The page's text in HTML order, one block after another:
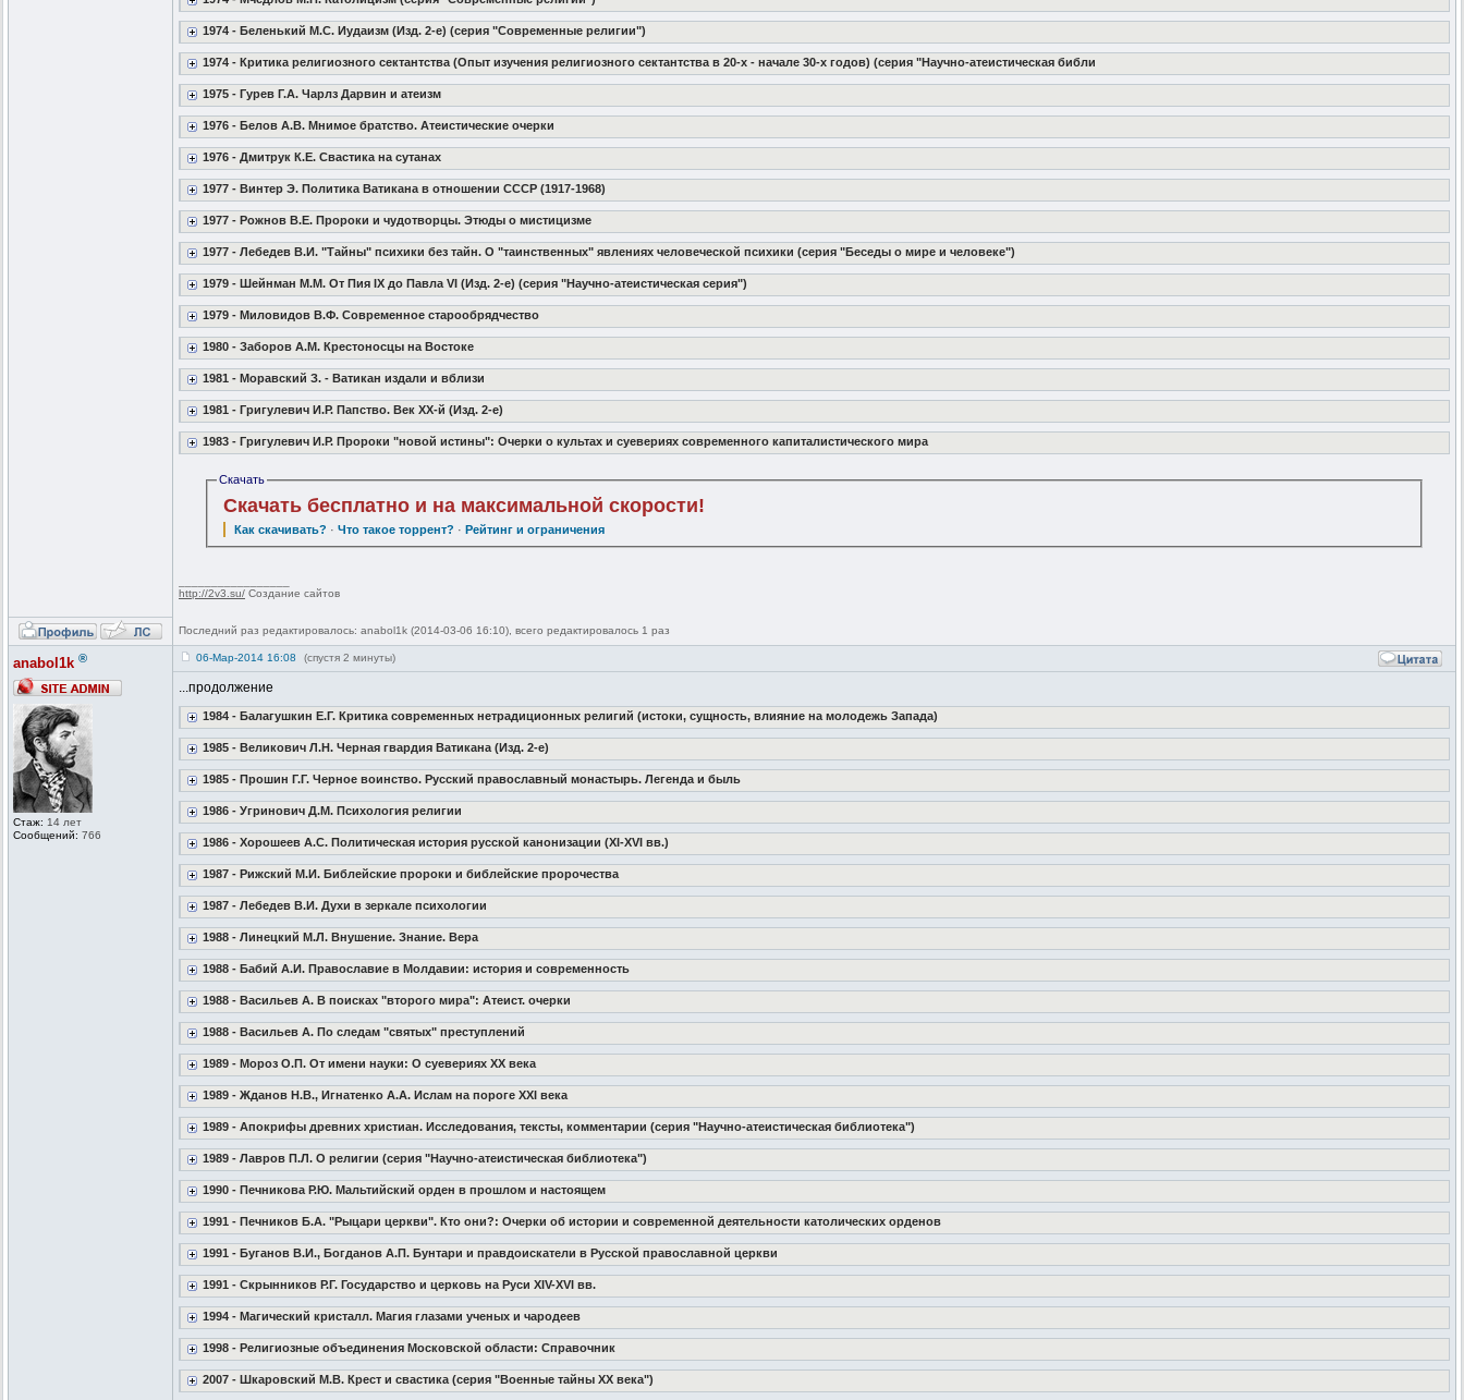
1974 - Беленький М.С. Иудаизм (Изд. 2-е) (серия "Современные религии")
1974 - Критика религиозного сектантства (Опыт изучения религиозного сектантства в 20-х - начале 30-х годов) (серия "Научно-атеистическая библи
1975 - Гурев Г.А. Чарлз Дарвин и атеизм
1976 - Белов А.В. Мнимое братство. Атеистические очерки
1976 - Дмитрук К.Е. Свастика на сутанах
1977 - Винтер Э. Политика Ватикана в отношении СССР (1917-1968)
1977 - Рожнов В.Е. Пророки и чудотворцы. Этюды о мистицизме
1977 - Лебедев В.И. "Тайны" психики без тайн. О "таинственных" явлениях человеческой психики (серия "Беседы о мире и человеке")
1979 - Шейнман М.М. От Пия IX до Павла VI (Изд. 2-е) (серия "Научно-атеистическая серия")
1979 - Миловидов В.Ф. Современное старообрядчество
1980 - Заборов А.М. Крестоносцы на Востоке
1981 - Моравский З. - Ватикан издали и вблизи
1981 - Григулевич И.Р. Папство. Век XX-й (Изд. 2-е)
1983 - Григулевич И.Р. Пророки "новой истины": Очерки о культах и суевериях современного капиталистического мира
Скачать
Скачать бесплатно и на максимальной скорости!
Как скачивать? ·Что такое торрент? · Рейтинг и ограничения
http://2v3.su/ Создание сайтов
Последний раз редактировалось: anabol1k (2014-03-06 16:10), всего редактировалось 1 раз
anabol1k ®
Стаж: 14 лет
Сообщений: 766
06-Мар-2014 16:08 (спустя 2 минуты)
...продолжение
1984 - Балагушкин Е.Г. Критика современных нетрадиционных религий (истоки, сущность, влияние на молодежь Запада)
1985 - Великович Л.Н. Черная гвардия Ватикана (Изд. 2-е)
1985 - Прошин Г.Г. Черное воинство. Русский православный монастырь. Легенда и быль
1986 - Угринович Д.М. Психология религии
1986 - Хорошеев А.С. Политическая история русской канонизации (XI-XVI вв.)
1987 - Рижский М.И. Библейские пророки и библейские пророчества
1987 - Лебедев В.И. Духи в зеркале психологии
1988 - Линецкий М.Л. Внушение. Знание. Вера
1988 - Бабий А.И. Православие в Молдавии: история и современность
1988 - Васильев А. В поисках "второго мира": Атеист. очерки
1988 - Васильев А. По следам "святых" преступлений
1989 - Мороз О.П. От имени науки: О суевериях XX века
1989 - Жданов Н.В., Игнатенко А.А. Ислам на пороге XXI века
1989 - Апокрифы древних христиан. Исследования, тексты, комментарии (серия "Научно-атеистическая библиотека")
1989 - Лавров П.Л. О религии (серия "Научно-атеистическая библиотека")
1990 - Печникова Р.Ю. Мальтийский орден в прошлом и настоящем
1991 - Печников Б.А. "Рыцари церкви". Кто они?: Очерки об истории и современной деятельности католических орденов
1991 - Буганов В.И., Богданов А.П. Бунтари и правдоискатели в Русской православной церкви
1991 - Скрынников Р.Г. Государство и церковь на Руси XIV-XVI вв.
1994 - Магический кристалл. Магия глазами ученых и чародеев
1998 - Религиозные объединения Московской области: Справочник
2007 - Шкаровский М.В. Крест и свастика (серия "Военные тайны XX века")